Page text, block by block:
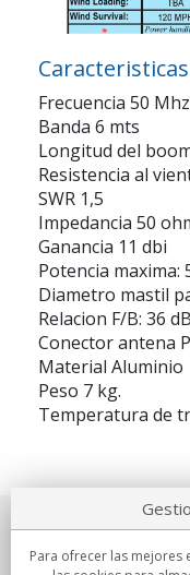
Caracteristicas
Frecuencia 50 Mhz
Banda 6 mts
Longitud del
Resistencia al
SWR 1,5
Impedancia 50
Ganancia 11 dbi
Potencia maxima:
Diametro mastil
Relacion F/B: 36 dB
Conector antena
Material Aluminio
Peso 7 kg.
Temperatura de
Sobre nosotros
Para ofrecer las mejores